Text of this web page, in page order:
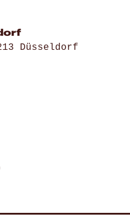
Düsseldorf